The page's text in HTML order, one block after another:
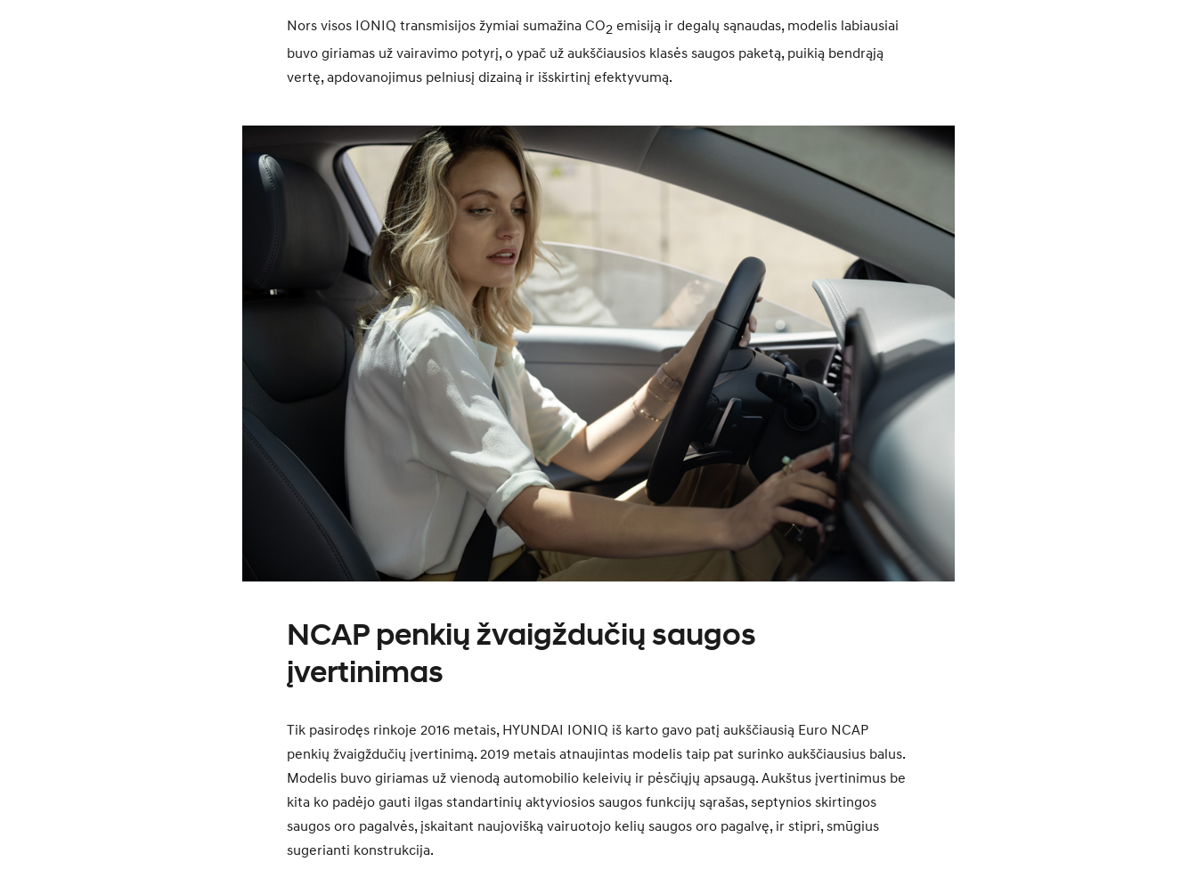
Nors visos IONIQ transmisijos žymiai sumažina CO2 emisiją ir degalų sąnaudas, modelis labiausiai
buvo giriamas už vairavimo potyrį, o ypač už aukščiausios klasės saugos paketą, puikią bendrąją
vertę, apdovanojimus pelniusį dizainą ir išskirtinį efektyvumą.
NCAP penkių žvaigždučių saugos
įvertinimas
Tik pasirodęs rinkoje 2016 metais, HYUNDAI IONIQ iš karto gavo patį aukščiausią Euro NCAP
penkių žvaigždučių įvertinimą. 2019 metais atnaujintas modelis taip pat surinko aukščiausius balus.
Modelis buvo giriamas už vienodą automobilio keleivių ir pėsčiųjų apsaugą. Aukštus įvertinimus be
kita ko padėjo gauti ilgas standartinių aktyviosios saugos funkcijų sąrašas, septynios skirtingos
saugos oro pagalvės, įskaitant naujovišką vairuotojo kelių saugos oro pagalvę, ir stipri, smūgius
sugerianti konstrukcija.